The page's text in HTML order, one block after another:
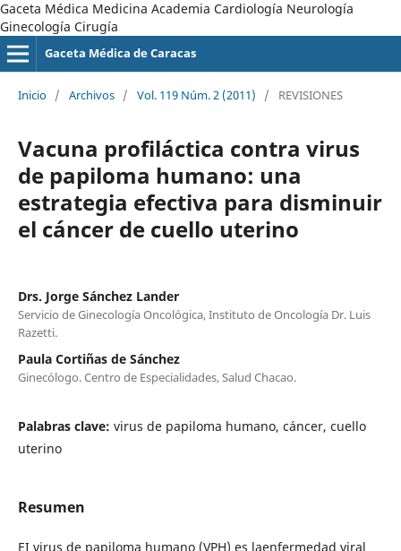
Gaceta Médica Medicina Academia Cardiología Neurología
Ginecología Cirugía
Gaceta Médica de Caracas
Inicio / Archivos / Vol. 119 Núm. 2 (2011) / REVISIONES
Vacuna profiláctica contra virus
de papiloma humano: una
estrategia efectiva para disminuir
el cáncer de cuello uterino
Drs. Jorge Sánchez Lander
Servicio de Ginecología Oncológica, Instituto de Oncología Dr. Luis
Razetti.
Paula Cortiñas de Sánchez
Ginecólogo. Centro de Especialidades, Salud Chacao.
Palabras clave: virus de papiloma humano, cáncer, cuello
uterino
Resumen
EI virus de papiloma humano (VPH) es laenfermedad viral